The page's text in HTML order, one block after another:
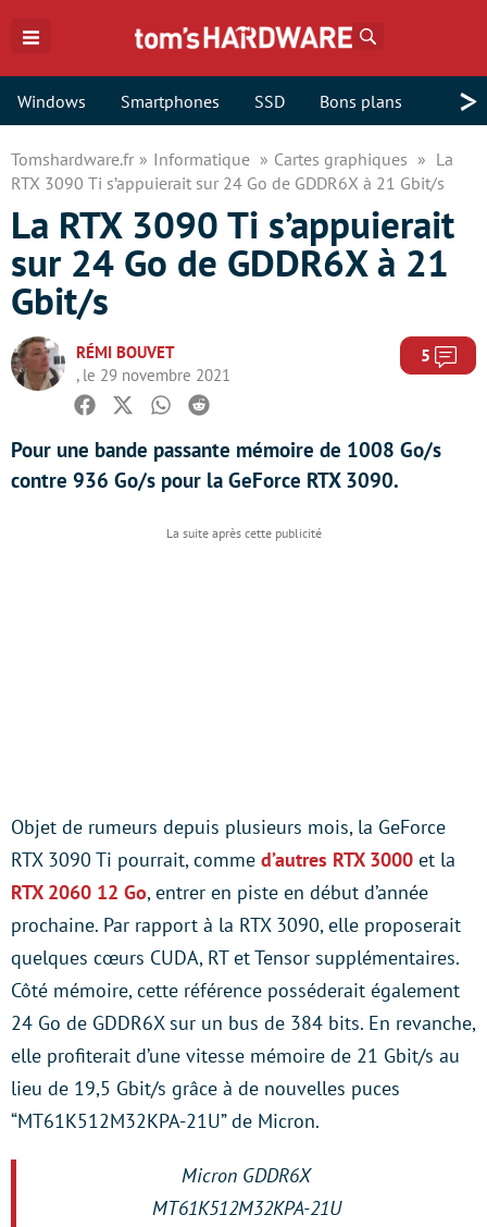
Windows Smartphones SSD Bons plans >
Tomshardware.fr Informatique Cartes graphiques
La
RTX 3090 Ti s’appuierait sur 24 Go de GDDR6X à 21 Gbit/s
La RTX 3090 Ti s’appuierait
sur 24 Go de GDDR6X à 21
Gbit/s
RÉMI BOUVET
, le 29 novembre 2021
5
Facebook
TwitterWhatsapp
Reddit
Pour une bande passante mémoire de 1008 Go/s
contre 936 Go/s pour la GeForce RTX 3090.
Objet de rumeurs depuis plusieurs mois, la GeForce
RTX 3090 Ti pourrait, comme d’autres RTX 3000 et la
RTX 2060 12 Go, entrer en piste en début d’année
prochaine. Par rapport à la RTX 3090, elle proposerait
quelques cœurs CUDA, RT et Tensor supplémentaires.
Côté mémoire, cette référence posséderait également
24 Go de GDDR6X sur un bus de 384 bits. En revanche,
elle profiterait d’une vitesse mémoire de 21 Gbit/s au
lieu de 19,5 Gbit/s grâce à de nouvelles puces
“MT61K512M32KPA-21U” de Micron.
Micron GDDR6X
MT61K512M32KPA-21U